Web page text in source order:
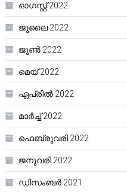
ഓഗസ്റ്റ്‌ 2022
ജൂലൈ 2022
ജൂൺ 2022
മെയ്‌ 2022
ഏപ്രിൽ 2022
മാർച്ച്‌ 2022
ഫെബ്രുവരി 2022
ജനുവരി 2022
ഡിസംബർ 2021